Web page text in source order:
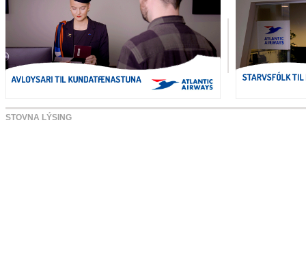
STOVNA LÝSING